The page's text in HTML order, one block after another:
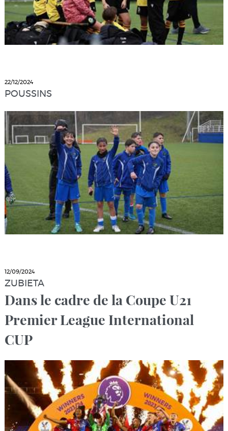
22/12/2024
POUSSINS
12/09/2024
ZUBIETA
Dans le cadre de la Coupe U21
Premier League International
CUP